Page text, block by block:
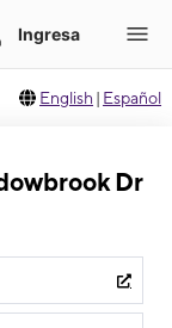
English | Español
Dr